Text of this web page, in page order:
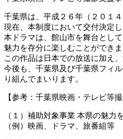
千葉県は、平成２６年（２０１
現在、本制度において交付決定
本ドラマは、館山市を舞台とし
魅力を存分に楽しむことができま
この作品は日本での放送に加え
今後も、千葉県及び千葉県フィ
り組んでまいります。
【参考：千葉県映画・テレビ等
（１）補助対象事業 本県の魅力
（例）映画、ドラマ、旅番組等